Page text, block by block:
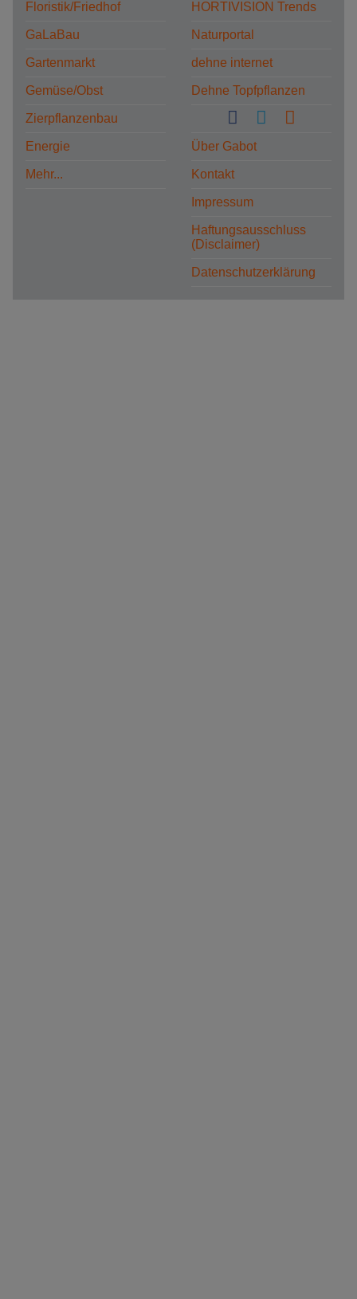
Floristik/Friedhof
GaLaBau
Gartenmarkt
Gemüse/Obst
Zierpflanzenbau
Energie
Mehr...
HORTIVISION Trends
Naturportal
dehne internet
Dehne Topfpflanzen
Über Gabot
Kontakt
Impressum
Haftungsausschluss
(Disclaimer)
Datenschutzerklärung